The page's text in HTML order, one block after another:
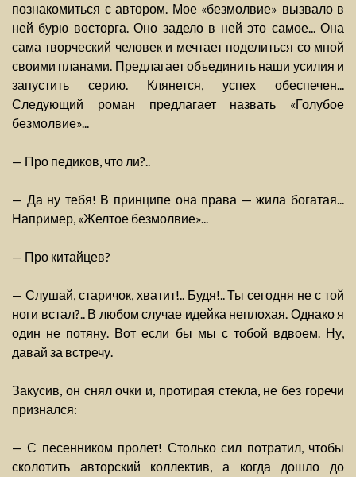
познакомиться с автором. Мое «безмолвие» вызвало в
ней бурю восторга. Оно задело в ней это самое... Она
сама творческий человек и мечтает поделиться со мной
своими планами. Предлагает объединить наши усилия и
запустить серию. Клянется, успех обеспечен...
Следующий роман предлагает назвать «Голубое
безмолвие»...
— Про педиков, что ли?..
— Да ну тебя! В принципе она права — жила богатая...
Например, «Желтое безмолвие»...
— Про китайцев?
— Слушай, старичок, хватит!.. Будя!.. Ты сегодня не с той
ноги встал?.. В любом случае идейка неплохая. Однако я
один не потяну. Вот если бы мы с тобой вдвоем. Ну,
давай за встречу.
Закусив, он снял очки и, протирая стекла, не без горечи
признался:
— С песенником пролет! Столько сил потратил, чтобы
сколотить авторский коллектив, а когда дошло до